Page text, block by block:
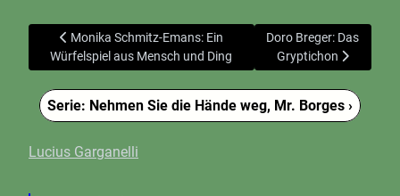
Vorheriger Beitrag: Monika Schmitz-Emans: Ein Würfelspiel
Monika Schmitz-Emans: Ein
Würfelspiel aus Mensch und Ding
Nächster Beitrag: Doro
Doro Breger: Das
Gryptichon
Serie: Nehmen Sie die Hände weg, Mr. Borges ›
Lucius Garganelli